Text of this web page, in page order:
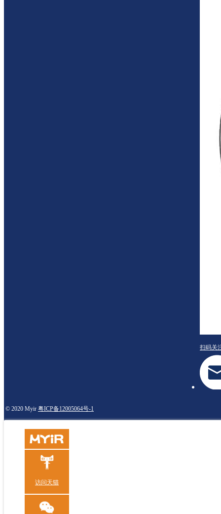
扫码关
© 2020 Myir 粤ICP备12005064号-1
访问天猫